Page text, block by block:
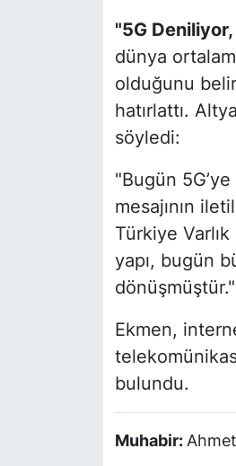
"5G
dünya
olduğunu
hatırlattı.
söyledi:
"Bugün
mesajının
Türkiye Varlık
yapı, bugün
dönüşmüştür."
Ekmen,
bulundu.
Muhabir: